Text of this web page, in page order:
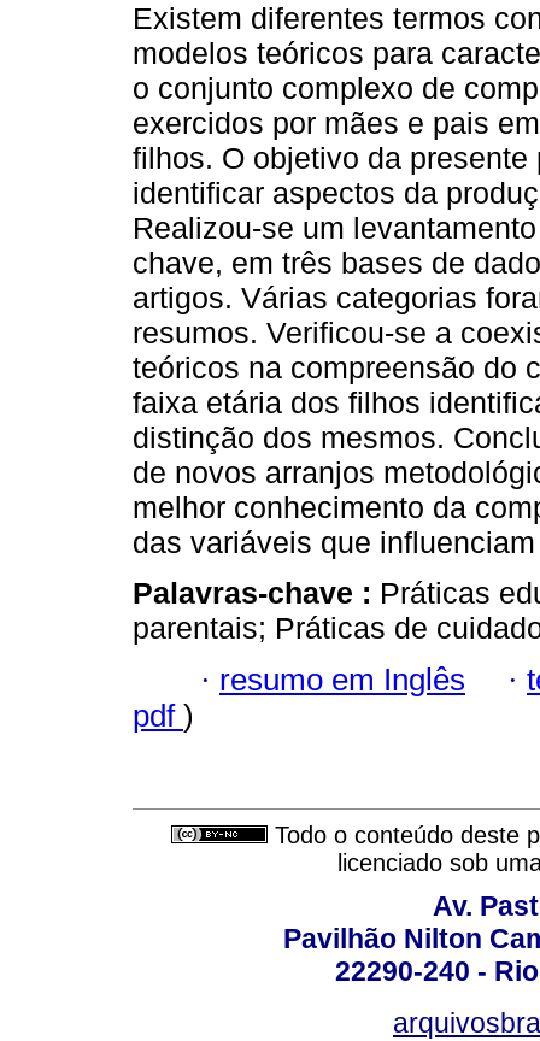
Existem diferentes termos
modelos teóricos para
o conjunto complexo de
exercidos por mães e pais
filhos. O objetivo da presente
identificar aspectos da
Realizou-se um
chave, em três bases de
artigos. Várias categorias
resumos. Verificou-se a
teóricos na compreensão do
faixa etária dos filhos
distinção dos mesmos.
de novos arranjos
melhor conhecimento da
das variáveis que
Palavras-chave : Práticas
parentais; Práticas de
· resumo em Inglês ·
pdf )
Todo o conteúdo deste
licenciado sob
Av.
Pavilhão Nilton
22290-240 -